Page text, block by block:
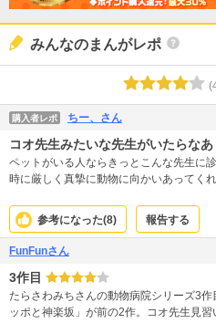
みんなのまんがレポ
(
購入者レポ ちー、さん
コオ先生みたいな先生がいたらなあ
ペットがいる人ならきっとこんな先生に
時に厳しく真摯に動物に向かいあってく
ないと思いつついたら良いなあと（笑）
僕としっぽと神楽坂を読むと良いと思い
すけど。 涙あり笑いあり、時に怒りなが
読んでもらいたいシリーズです。
参考になった(8) 報告する
FunFunさん
3作目
たらさわみちさんの動物病院シリーズ3
ッポと神楽坂」が前の2作。コオ先生見習
作目の本作は、開業した動物病院のスタ